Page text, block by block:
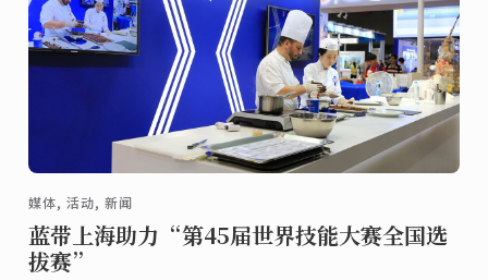
媒体, 活动, 新闻
蓝带上海助力“第45届世界技能大赛全国选
拔赛”